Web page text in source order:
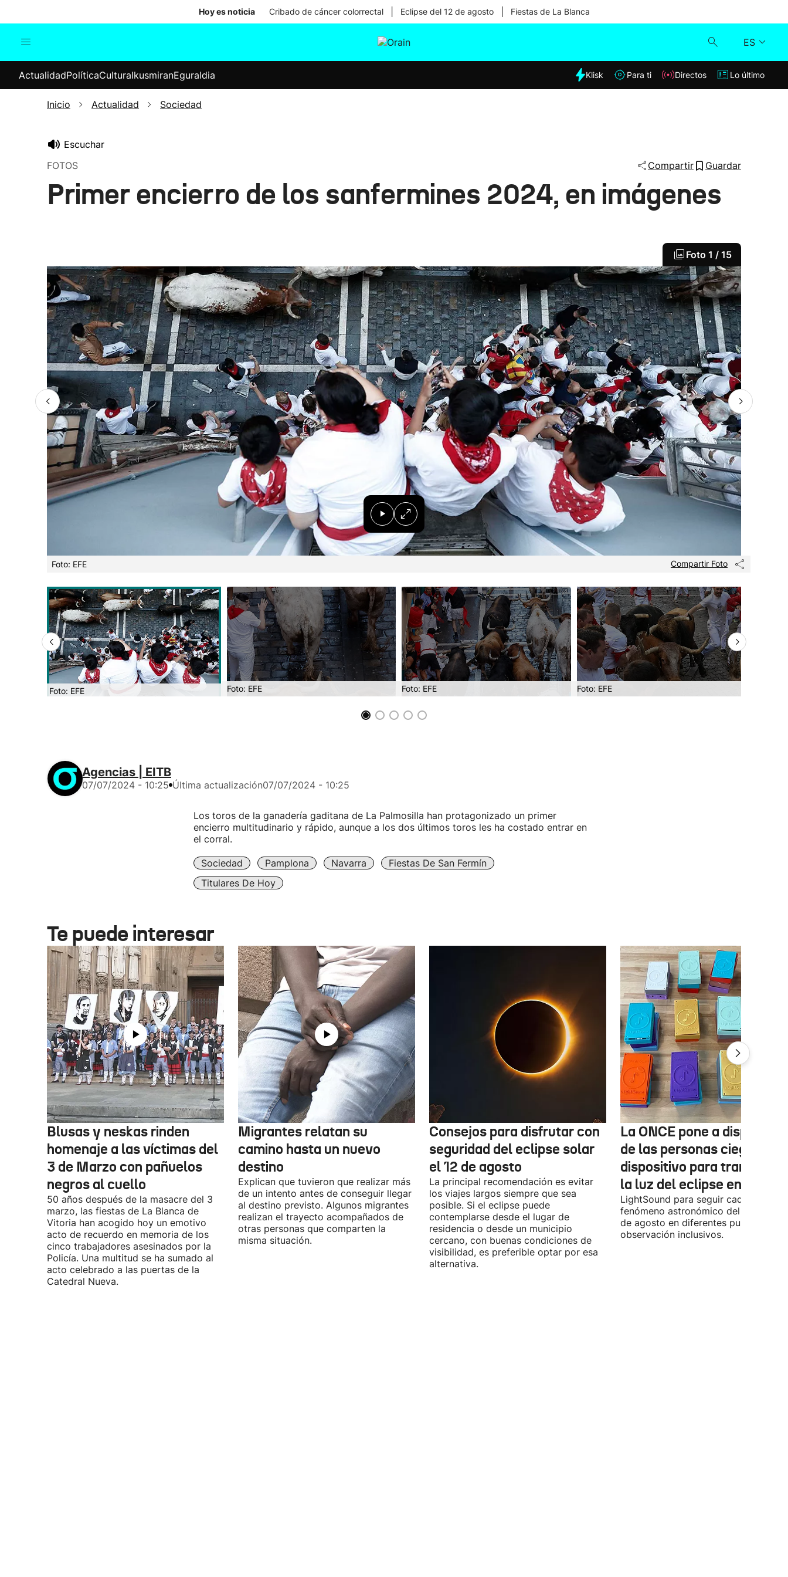
Hoy es noticia Cribado de cáncer colorrectal Eclipse del 12 de agosto Fiestas de La Blanca
ES
Internacional
Elecciones
Klisk
Lo último
ActualidadPolíticaCulturaIkusmiranEguraldia Klisk Para ti Directos Lo último
Inicio Actualidad Sociedad
Escuchar
FOTOS
Compartir Guardar
Primer encierro de los sanfermines 2024, en imágenes
Foto 1 / 15
Foto: EFE Compartir Foto
Foto: EFE Foto: EFE Foto: EFE Foto: EFE
Agencias | EITB
07/07/2024 - 10:25 Última actualización07/07/2024 - 10:25
Los toros de la ganadería gaditana de La Palmosilla han protagonizado un primer
encierro multitudinario y rápido, aunque a los dos últimos toros les ha costado entrar en
el corral.
Sociedad Pamplona Navarra
Fiestas De San Fermín
Titulares De Hoy
Te puede interesar
Blusas y neskas rinden
homenaje a las víctimas del
3 de Marzo con pañuelos
negros al cuello
50 años después de la masacre del 3
marzo, las fiestas de La Blanca de
Vitoria han acogido hoy un emotivo
acto de recuerdo en memoria de los
cinco trabajadores asesinados por la
Policía. Una multitud se ha sumado al
acto celebrado a las puertas de la
Catedral Nueva.
Migrantes relatan su
camino hasta un nuevo
destino
Explican que tuvieron que realizar más
de un intento antes de conseguir llegar
al destino previsto. Algunos migrantes
realizan el trayecto acompañados de
otras personas que comparten la
misma situación.
Consejos para disfrutar con
seguridad del eclipse solar
el 12 de agosto
La principal recomendación es evitar
los viajes largos siempre que sea
posible. Si el eclipse puede
contemplarse desde el lugar de
residencia o desde un municipio
cercano, con buenas condiciones de
visibilidad, es preferible optar por esa
alternativa.
La ONCE pone a
de las personas ciegas un
dispositivo para
la luz del eclipse en
LightSound para seguir cada fase del
fenómeno astronómico del próximo
de agosto en diferentes puntos de
observación inclusivos.